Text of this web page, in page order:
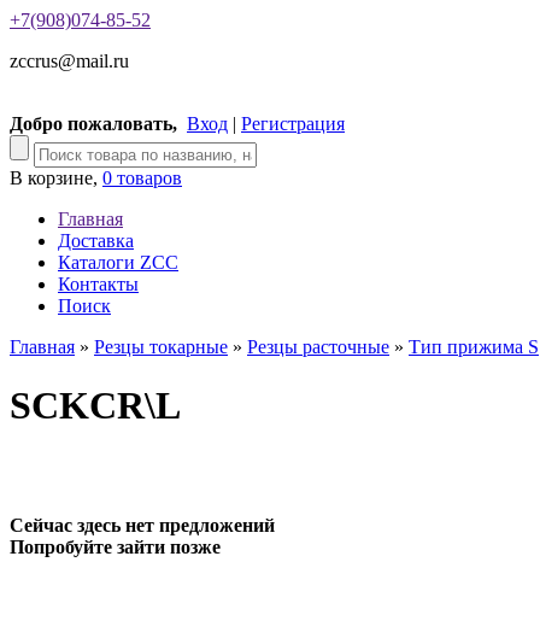
+7(908)074-85-52
zccrus@mail.ru
Добро пожаловать, Вход | Регистрация
В корзине, 0 товаров
Главная
Доставка
Каталоги ZCC
Контакты
Поиск
Главная » Резцы токарные » Резцы расточные » Тип прижима S
SCKCR\L
Сейчас здесь нет предложений
Попробуйте зайти позже